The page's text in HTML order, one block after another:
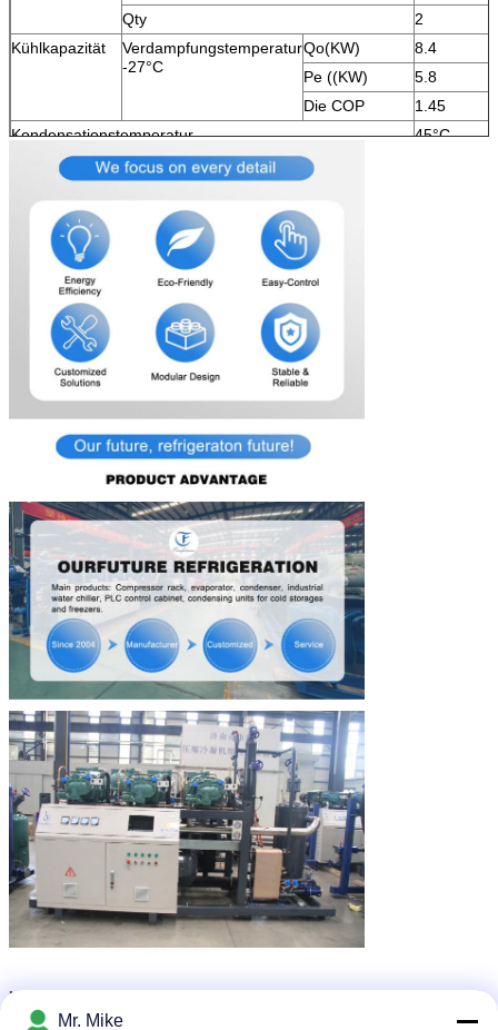
Qty
2
Kühlkapazität
Verdampfungstemperatur
-27°C
Qo(KW)
8.4
Pe ((KW)
5.8
Die COP
1.45
Kondensationstemperatur
45°C
Umbauten: Abkühlungskondensatoreinheit danfoss
Kühlgeräte für Kühlräume
Mr. Mike